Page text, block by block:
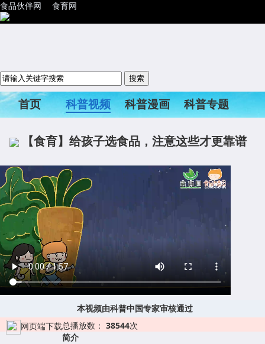
食品伙伴网 食育网
首页 科普视频 科普漫画
科普专题
【食育】给孩子选食品，注意这些才更靠谱
本视频由科普中国专家审核通过
网页端下载总播放数： 38544次
简介